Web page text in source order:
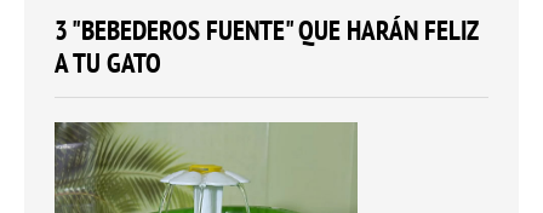
3 "BEBEDEROS FUENTE" QUE HARÁN FELIZ
A TU GATO